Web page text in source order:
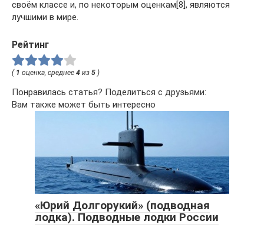
своём классе и, по некоторым оценкам[8], являются
лучшими в мире.
Рейтинг
( 1 оценка, среднее 4 из 5 )
Понравилась статья? Поделиться с друзьями:
Вам также может быть интересно
«Юрий Долгорукий» (подводная
лодка). Подводные лодки России